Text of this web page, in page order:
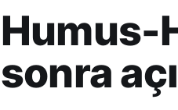
Humus-
sonra